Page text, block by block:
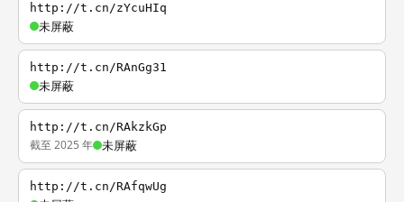
http://t.cn/zYcuHIq
未屏蔽
http://t.cn/RAnGg31
未屏蔽
http://t.cn/RAkzkGp
截至 2025 年 未屏蔽
http://t.cn/RAfqwUg